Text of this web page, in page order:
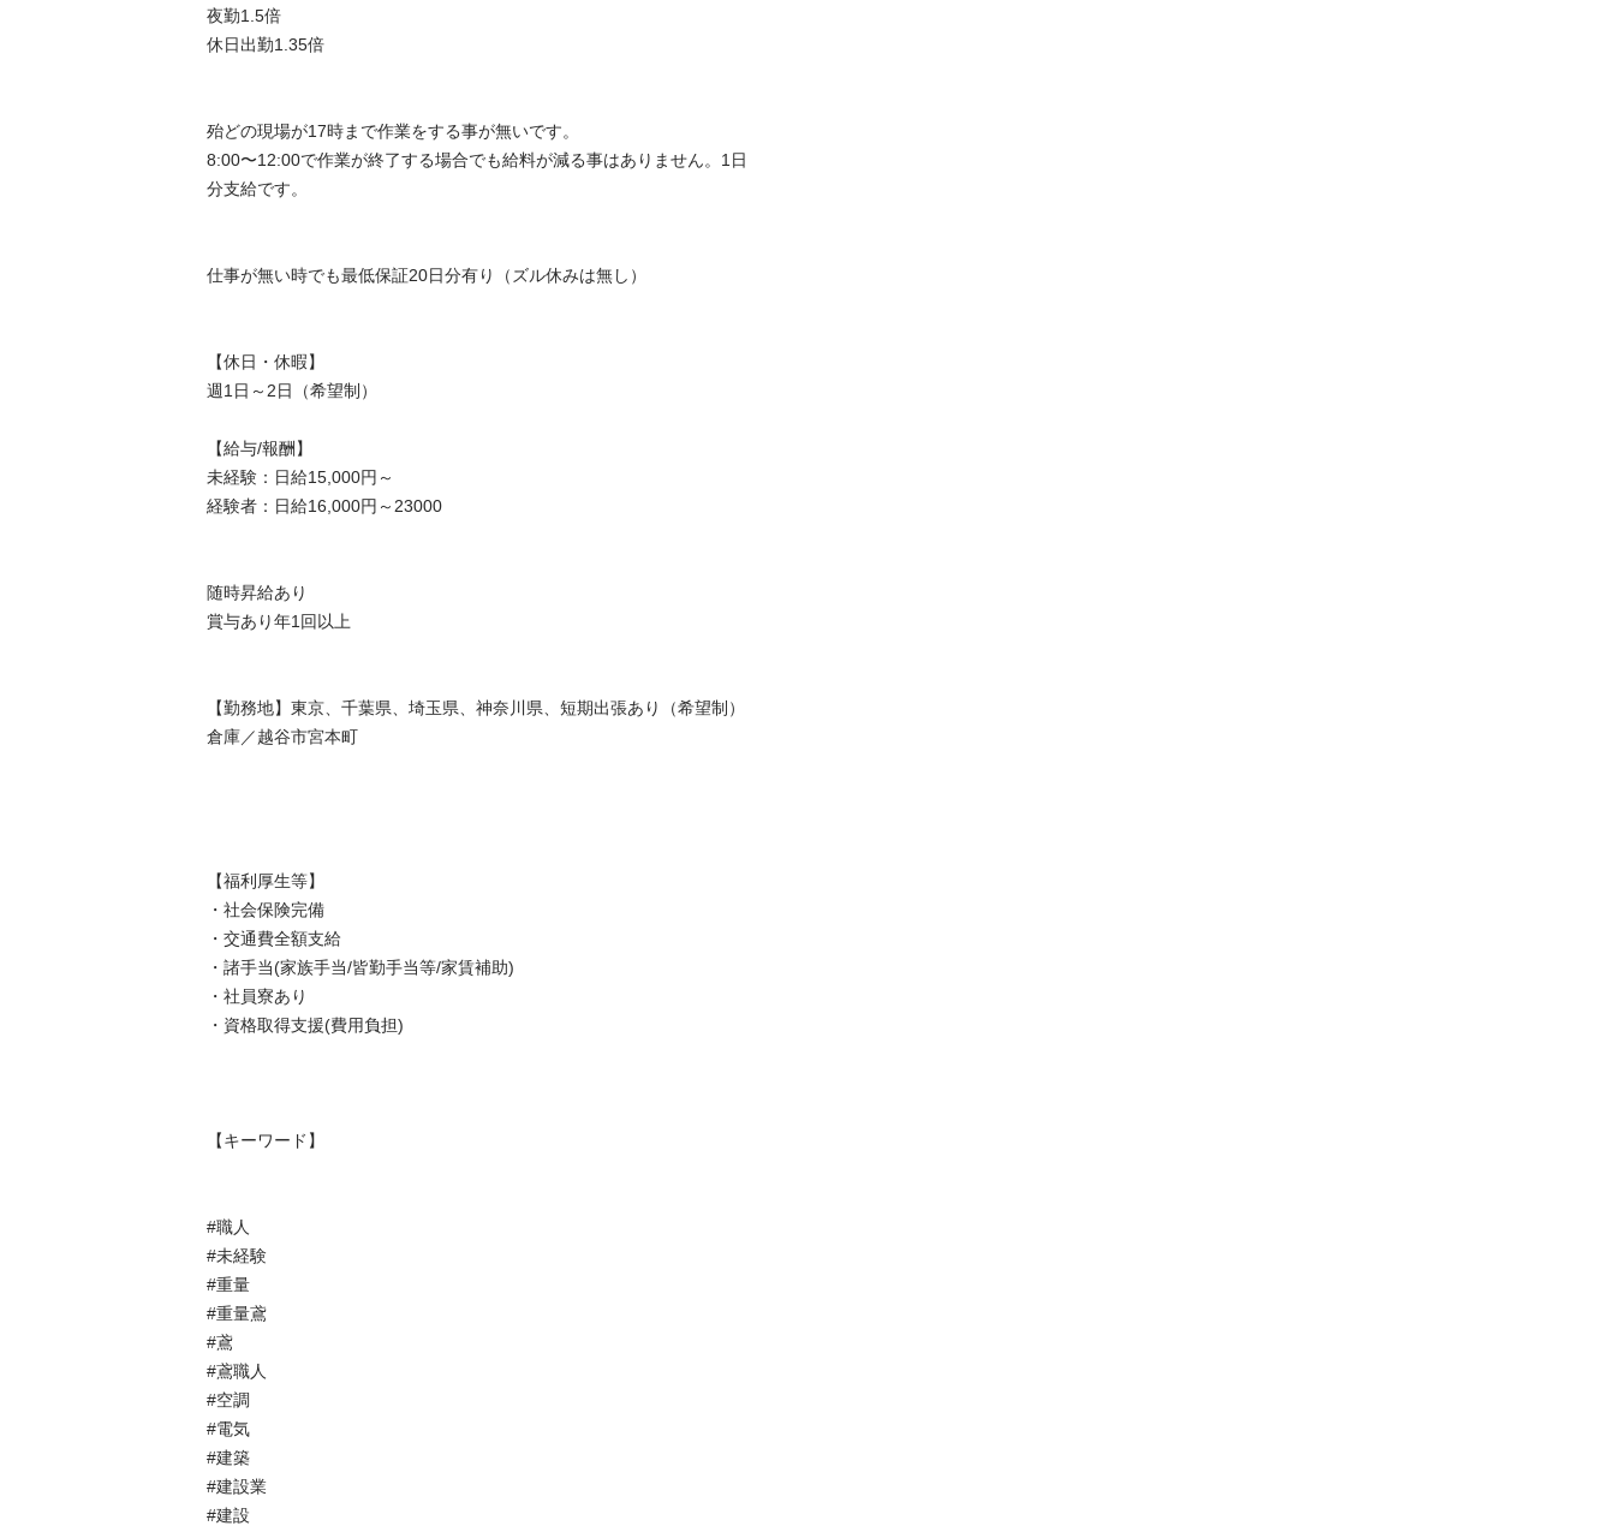
夜勤1.5倍
休日出勤1.35倍
殆どの現場が17時まで作業をする事が無いです。
8:00〜12:00で作業が終了する場合でも給料が減る事はありません。1日
分支給です。
仕事が無い時でも最低保証20日分有り（ズル休みは無し）
【休日・休暇】
週1日～2日（希望制）
【給与/報酬】
未経験：日給15,000円～
経験者：日給16,000円～23000
随時昇給あり
賞与あり年1回以上
【勤務地】東京、千葉県、埼玉県、神奈川県、短期出張あり（希望制）
倉庫／越谷市宮本町
【福利厚生等】
・社会保険完備
・交通費全額支給
・諸手当(家族手当/皆勤手当等/家賃補助)
・社員寮あり
・資格取得支援(費用負担)
【キーワード】
#職人
#未経験
#重量
#重量鳶
#鳶
#鳶職人
#空調
#電気
#建築
#建設業
#建設